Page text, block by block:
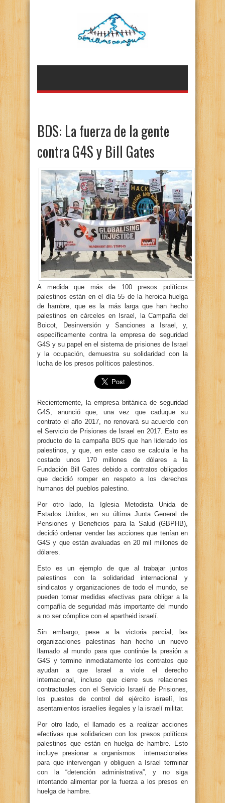
BDS: La fuerza de la gente
contra G4S y Bill Gates
A medida que más de 100 presos políticos
palestinos están en el día 55 de la heroica huelga
de hambre, que es la más larga que han hecho
palestinos en cárceles en Israel, la Campaña del
Boicot, Desinversión y Sanciones a Israel, y,
específicamente contra la empresa de seguridad
G4S y su papel en el sistema de prisiones de Israel
y la ocupación, demuestra su solidaridad con la
lucha de los presos políticos palestinos.
Recientemente, la empresa británica de seguridad
G4S, anunció que, una vez que caduque su
contrato el año 2017, no renovará su acuerdo con
el Servicio de Prisiones de Israel en 2017. Esto es
producto de la campaña BDS que han liderado los
palestinos, y que, en este caso se calcula le ha
costado unos 170 millones de dólares a la
Fundación Bill Gates debido a contratos obligados
que decidió romper en respeto a los derechos
humanos del pueblos palestino.
Por otro lado, la Iglesia Metodista Unida de
Estados Unidos, en su última Junta General de
Pensiones y Beneficios para la Salud (GBPHB),
decidió ordenar vender las acciones que tenían en
G4S y que están avaluadas en 20 mil millones de
dólares.
Esto es un ejemplo de que al trabajar juntos
palestinos con la solidaridad internacional y
sindicatos y organizaciones de todo el mundo, se
pueden tomar medidas efectivas para obligar a la
compañía de seguridad más importante del mundo
a no ser cómplice con el apartheid israelí.
Sin embargo, pese a la victoria parcial, las
organizaciones palestinas han hecho un nuevo
llamado al mundo para que continúe la presión a
G4S y termine inmediatamente los contratos que
ayudan a que Israel a viole el derecho
internacional, incluso que cierre sus relaciones
contractuales con el Servicio Israelí de Prisiones,
los puestos de control del ejército israelí, los
asentamientos israelíes ilegales y la israelí militar.
Por otro lado, el llamado es a realizar acciones
efectivas que solidaricen con los presos políticos
palestinos que están en huelga de hambre. Esto
incluye presionar a organismos internacionales
para que intervengan y obliguen a Israel terminar
con la “detención administrativa”, y no siga
intentando alimentar por la fuerza a los presos en
huelga de hambre.